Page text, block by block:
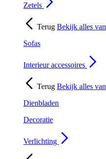
Zetels
Terug Bekijk alles van
Sofas
Interieur accessoires
Terug Bekijk alles van
Dienbladen
Decoratie
Verlichting